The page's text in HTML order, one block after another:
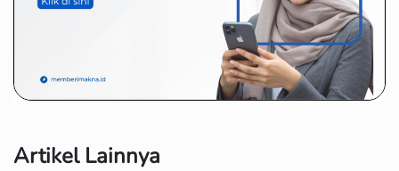
Artikel Lainnya